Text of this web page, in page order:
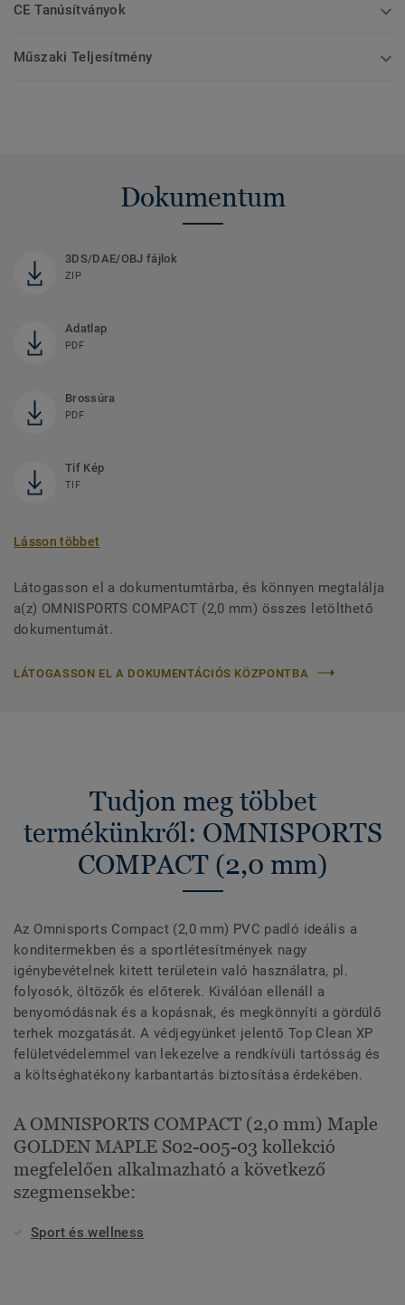
CE Tanúsítványok
Műszaki Teljesítmény
Dokumentum
3DS/DAE/OBJ fájlok
ZIP
Adatlap
PDF
Brossúra
PDF
Tif Kép
TIF
Lásson többet
Látogasson el a dokumentumtárba, és könnyen megtalálja
a(z) OMNISPORTS COMPACT (2,0 mm) összes letölthető
dokumentumát.
LÁTOGASSON EL A DOKUMENTÁCIÓS KÖZPONTBA
Tudjon meg többet
termékünkről: OMNISPORTS
COMPACT (2,0 mm)
Az Omnisports Compact (2,0 mm) PVC padló ideális a
konditermekben és a sportlétesítmények nagy
igénybevételnek kitett területein való használatra, pl.
folyosók, öltözők és előterek. Kiválóan ellenáll a
benyomódásnak és a kopásnak, és megkönnyíti a gördülő
terhek mozgatását. A védjegyünket jelentő Top Clean XP
felületvédelemmel van lekezelve a rendkívüli tartósság és
a költséghatékony karbantartás biztosítása érdekében.
A OMNISPORTS COMPACT (2,0 mm) Maple
GOLDEN MAPLE S02-005-03 kollekció
megfelelően alkalmazható a következő
szegmensekbe:
Sport és wellness